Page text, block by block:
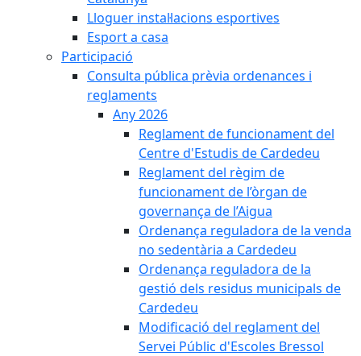
Lloguer instal·lacions esportives
Esport a casa
Participació
Consulta pública prèvia ordenances i
reglaments
Any 2026
Reglament de funcionament del
Centre d'Estudis de Cardedeu
Reglament del règim de
funcionament de l’òrgan de
governança de l’Aigua
Ordenança reguladora de la venda
no sedentària a Cardedeu
Ordenança reguladora de la
gestió dels residus municipals de
Cardedeu
Modificació del reglament del
Servei Públic d'Escoles Bressol